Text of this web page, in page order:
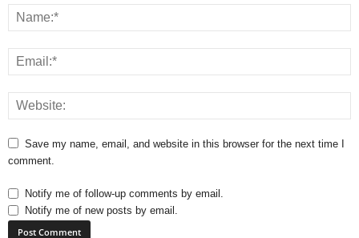
Save my name, email, and website in this browser for the next time I
comment.
Notify me of follow-up comments by email.
Notify me of new posts by email.